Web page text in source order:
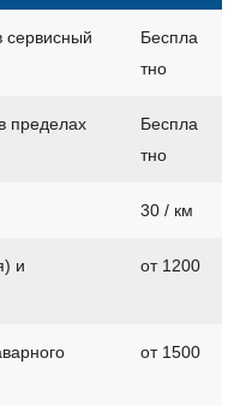
сервисный
Беспла
тно
пределах
Беспла
тно
30 / км
и
от 1200
от 1500